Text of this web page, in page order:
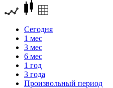
Сегодня
1 мес
3 мес
6 мес
1 год
3 года
Произвольный период